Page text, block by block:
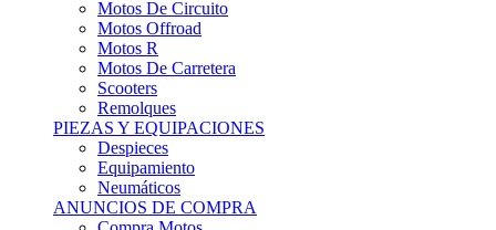
Motos R
Motos De Carretera
Scooters
Remolques
PIEZAS Y EQUIPACIONES
Despieces
Equipamiento
Neumáticos
ANUNCIOS DE COMPRA
Compra Motos
Compra Piezas